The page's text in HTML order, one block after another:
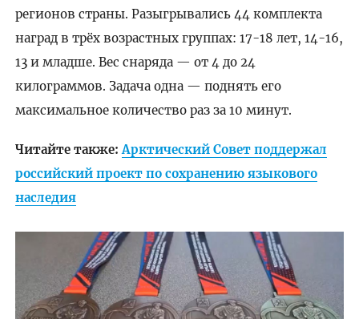
регионов страны. Разыгрывались 44 комплекта
наград в трёх возрастных группах: 17-18 лет, 14-16,
13 и младше. Вес снаряда — от 4 до 24
килограммов. Задача одна — поднять его
максимальное количество раз за 10 минут.
Читайте также:Арктический Совет поддержал
российский проект по сохранению языкового
наследия